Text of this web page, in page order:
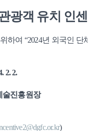
광객 유치 인
하여 “2024년 외국인
2. 2.
술진흥원장
)